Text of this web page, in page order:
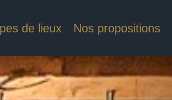
de lieux Nos propositions